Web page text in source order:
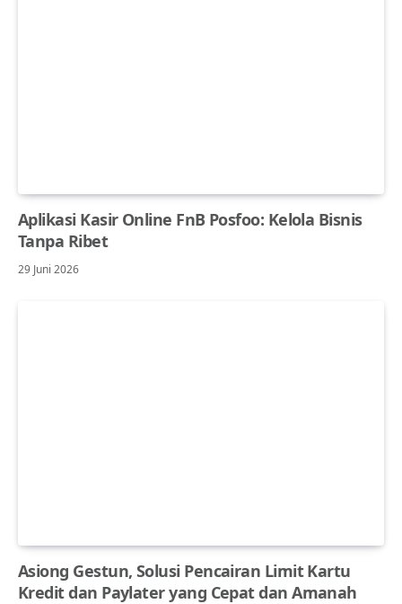
Aplikasi Kasir Online FnB Posfoo: Kelola Bisnis
Tanpa Ribet
29 Juni 2026
Asiong Gestun, Solusi Pencairan Limit Kartu
Kredit dan Paylater yang Cepat dan Amanah